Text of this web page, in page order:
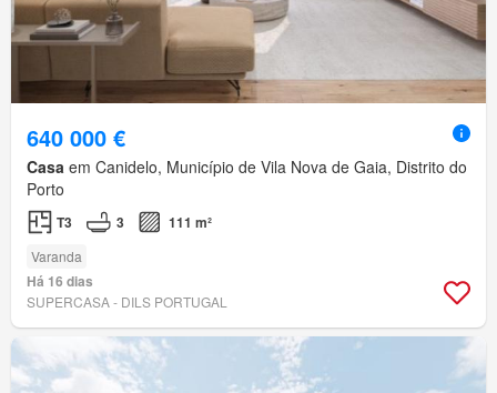
640 000 €
Casa em Canidelo, Município de Vila Nova de Gaia, Distrito do
Porto
T3 3 111 m²
Varanda
Há 16 dias
SUPERCASA - DILS PORTUGAL